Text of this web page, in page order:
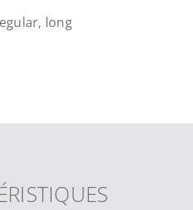
long